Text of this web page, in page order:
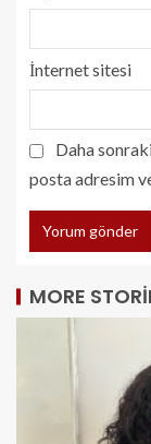
İnternet sitesi
Daha
posta adresim
MORE